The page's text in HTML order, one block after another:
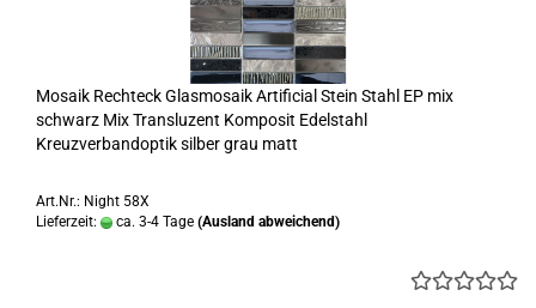
Mosaik Rechteck Glasmosaik Artificial Stein Stahl EP mix
schwarz Mix Transluzent Komposit Edelstahl
Kreuzverbandoptik silber grau matt
Art.Nr.: Night 58X
Lieferzeit:
ca. 3-4 Tage (Ausland abweichend)